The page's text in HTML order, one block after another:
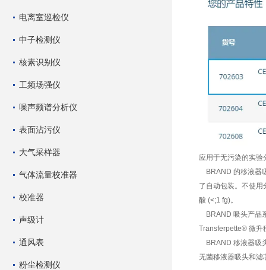
电离室巡检仪
中子检测仪
核素识别仪
工频场强仪
噪声频谱分析仪
表面沾污仪
大气采样器
气体流量校准器
校准器
声级计
通风表
粉尘检测仪
应用于无污染的实
BRAND 的移液器
了自动包装。不使
酸 (<;1 fg)。
BRAND 吸头产品
Transferpette® 微升
BRAND 移液器吸
无菌移液器吸头和滤